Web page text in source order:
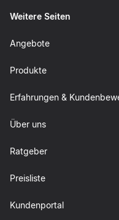
Weitere Seiten
Angebote
Produkte
Erfahrungen &
Über uns
Ratgeber
Preisliste
Kundenportal